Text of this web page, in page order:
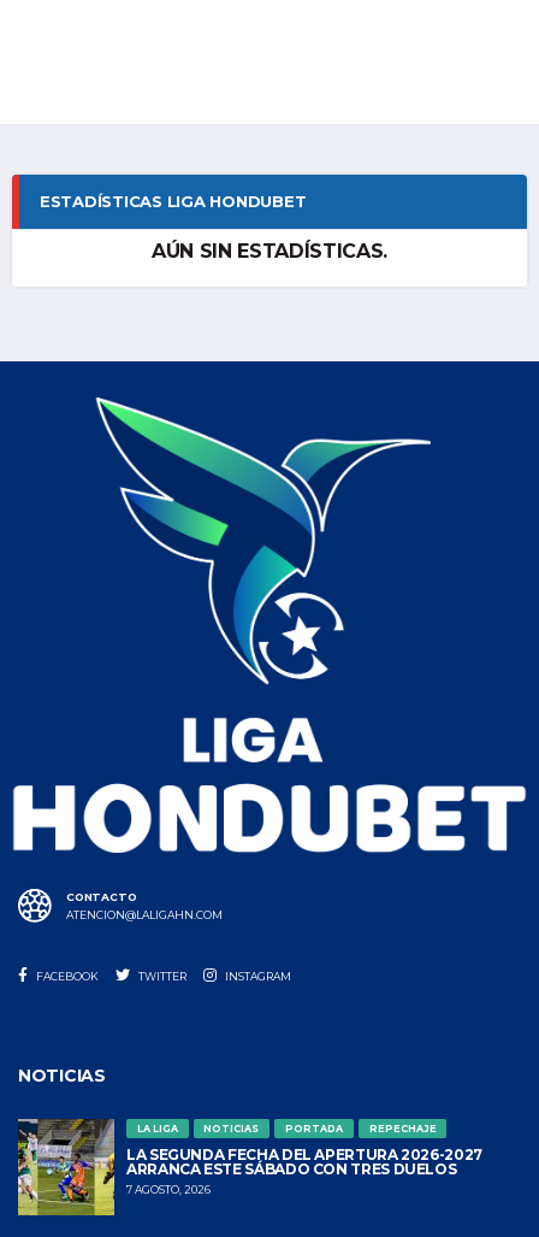
ESTADÍSTICAS LIGA HONDUBET
AÚN SIN ESTADÍSTICAS.
CONTACTO
ATENCION@LALIGAHN.COM
FACEBOOK TWITTER INSTAGRAM
NOTICIAS
LA LIGA NOTICIAS PORTADA REPECHAJE
LA SEGUNDA FECHA DEL APERTURA 2026-2027
ARRANCA ESTE SÁBADO CON TRES DUELOS
7 AGOSTO, 2026